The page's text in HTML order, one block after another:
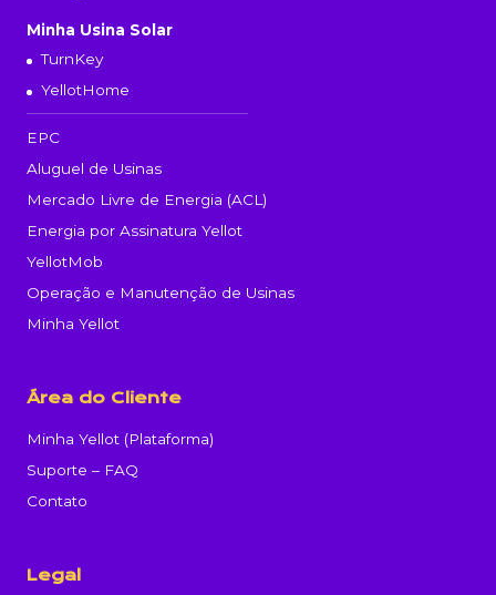
Minha Usina Solar
TurnKey
YellotHome
EPC
Aluguel de Usinas
Mercado Livre de Energia (ACL)
Energia por Assinatura Yellot
YellotMob
Operação e Manutenção de Usinas
Minha Yellot
Área do Cliente
Minha Yellot (Plataforma)
Suporte – FAQ
Contato
Legal